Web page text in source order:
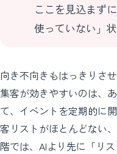
ここを見込まず
使っていない」
向き不向きもはっきりさ
集客が効きやすいのは、
て、イベントを定期的に
客リストがほとんどない
階では、AIより先に「リ